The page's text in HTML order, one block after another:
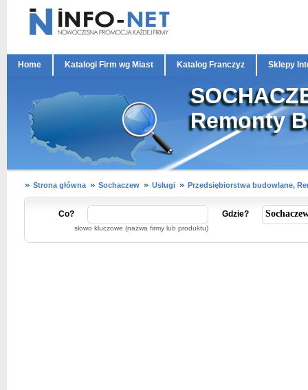
Home Katalogi Firm wg Miast Katalog Franczyz Sklepy
Remonty
Strona główna Sochaczew Usługi Przedsiębiorstwa budowlane,
Co?
słowo kluczowe (nazwa firmy lub produktu)
Gdzie?